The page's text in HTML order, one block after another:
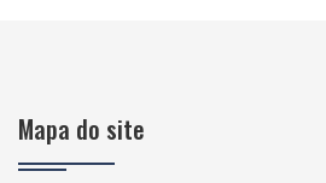
Mapa do site